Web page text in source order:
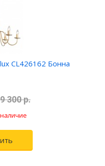
CL426162 Бонна
9 300 р.